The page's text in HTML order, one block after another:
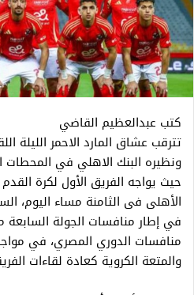
كتب عبدالعظيم القاضي
تترقب عشاق المارد الاحمر الليلة
ونظيره البنك الاهلي في المحطات
حيث يواجه الفريق الأول لكرة
الأهلى فى الثامنة مساء اليوم،
في إطار منافسات الجولة السابعة
منافسات الدوري المصري، في
والمتعة الكروية كعادة لقاءات